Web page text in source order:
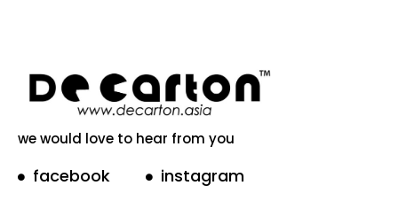
we would love to hear from you
facebook instagram